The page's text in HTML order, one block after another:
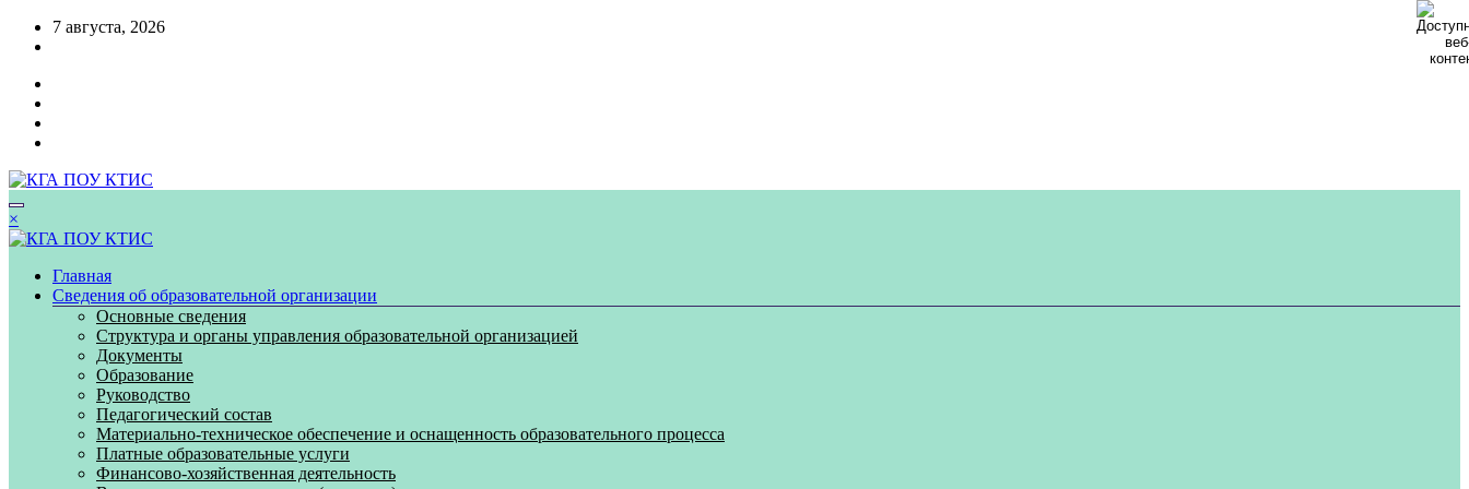
Перейти7 августа, 2026
×
Главная
Сведения об образовательной организации
Основные сведения
Структура и органы управления образовательной организацией
Документы
Образование
Руководство
Педагогический состав
Материально-техническое обеспечение и оснащенность образовательного процесса
Платные образовательные услуги
Финансово-хозяйственная деятельность